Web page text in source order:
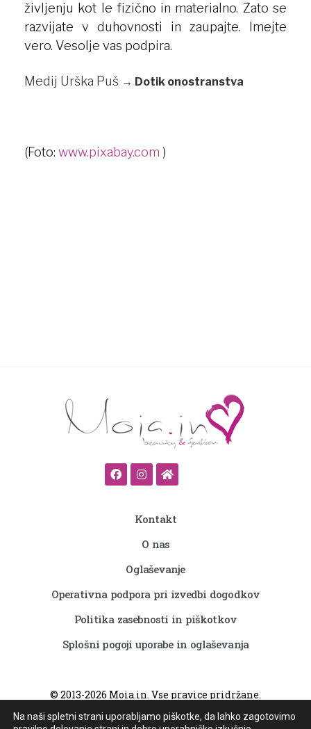
življenju kot le fizično in materialno. Zato se
razvijate v duhovnosti in zaupajte. Imejte
vero. Vesolje vas podpira.
Medij Urška Puš → Dotik onostranstva
(Foto: www.pixabay.com )
Kontakt
O nas
Oglaševanje
Operativna podpora pri izvedbi dogodkov
Politika zasebnosti in piškotkov
Splošni pogoji uporabe in oglaševanja
© 2013-2026 Moia.in. Vse pravice pridržane.
Vzdrževanje in izvedba Spletna identiteta
Na naši spletni strani uporabljamo piškotke, da lahko zagotovimo